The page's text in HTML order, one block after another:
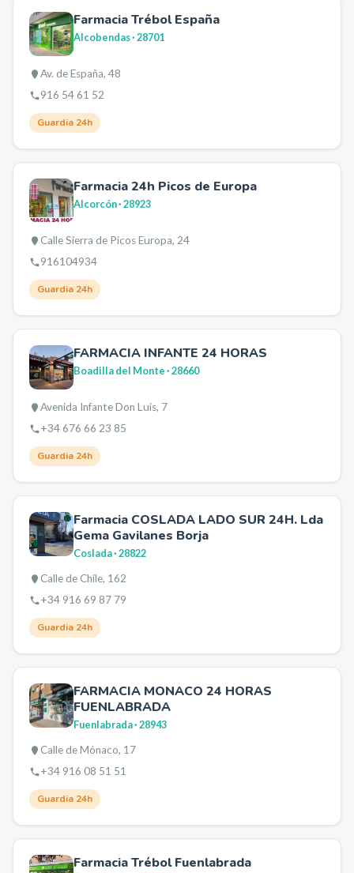
Farmacia Trébol España
Alcobendas· 28701
Av. de España, 48
916 54 61 52
Guardia 24h
Farmacia 24h Picos de Europa
Alcorcón· 28923
Calle Sierra de Picos Europa, 24
916104934
Guardia 24h
FARMACIA INFANTE 24 HORAS
Boadilla del Monte· 28660
Avenida Infante Don Luis, 7
+34 676 66 23 85
Guardia 24h
Farmacia COSLADA LADO SUR 24H. Lda
Gema Gavilanes Borja
Coslada· 28822
Calle de Chile, 162
+34 916 69 87 79
Guardia 24h
FARMACIA MONACO 24 HORAS
FUENLABRADA
Fuenlabrada· 28943
Calle de Mónaco, 17
+34 916 08 51 51
Guardia 24h
Farmacia Trébol Fuenlabrada